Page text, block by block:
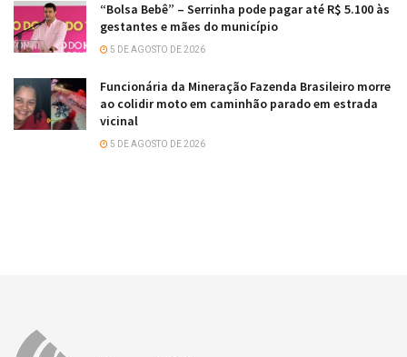
“Bolsa Bebê” – Serrinha pode pagar até R$ 5.100 às
gestantes e mães do município
5 DE AGOSTO DE 2026
Funcionária da Mineração Fazenda Brasileiro morre
ao colidir moto em caminhão parado em estrada
vicinal
5 DE AGOSTO DE 2026